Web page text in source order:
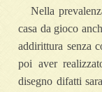
Nella
casa da gioco
addirittura senza
poi aver
disegno difatti